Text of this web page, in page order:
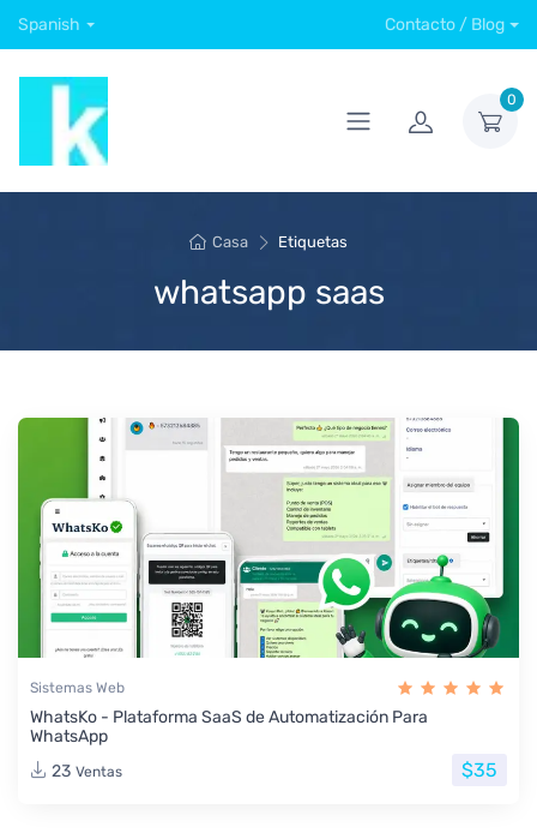
Spanish Contacto / Blog
0
Casa Etiquetas
whatsapp saas
Sistemas Web
WhatsKo - Plataforma SaaS de Automatización Para
WhatsApp
23 Ventas $35